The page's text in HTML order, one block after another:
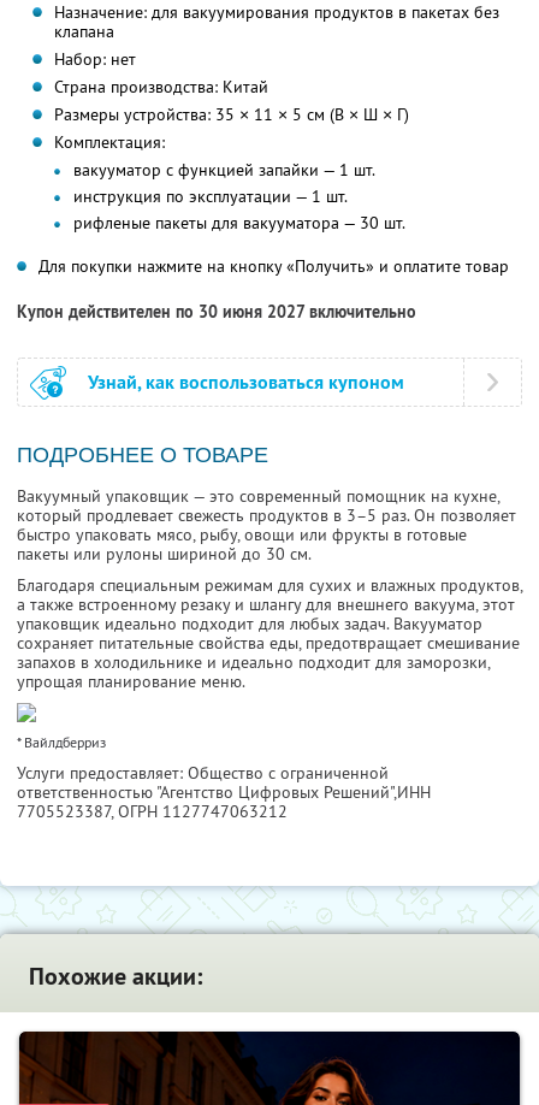
Назначение: для вакуумирования продуктов в пакетах без
клапана
Набор: нет
Страна производства: Китай
Размеры устройства: 35 × 11 × 5 см (В × Ш × Г)
Комплектация:
вакууматор с функцией запайки — 1 шт.
инструкция по эксплуатации — 1 шт.
рифленые пакеты для вакууматора — 30 шт.
Для покупки нажмите на кнопку «Получить» и оплатите товар
Купон действителен по 30 июня 2027 включительно
Узнай, как воспользоваться купоном
ПОДРОБНЕЕ О ТОВАРЕ
Вакуумный упаковщик — это современный помощник на кухне,
который продлевает свежесть продуктов в 3–5 раз. Он позволяет
быстро упаковать мясо, рыбу, овощи или фрукты в готовые
пакеты или рулоны шириной до 30 см.
Благодаря специальным режимам для сухих и влажных продуктов,
а также встроенному резаку и шлангу для внешнего вакуума, этот
упаковщик идеально подходит для любых задач. Вакууматор
сохраняет питательные свойства еды, предотвращает смешивание
запахов в холодильнике и идеально подходит для заморозки,
упрощая планирование меню.
* Вайлдберриз
Услуги предоставляет: Общество с ограниченной
ответственностью "Агентство Цифровых Решений",ИНН
7705523387, ОГРН 1127747063212
Похожие акции: